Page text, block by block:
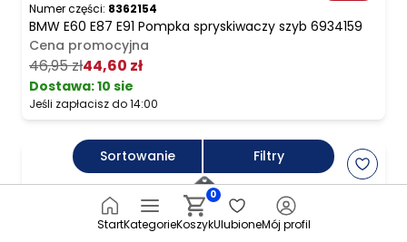
Sortowanie Filtry
Numer części: 8362154
BMW E60 E87 E91 Pompka spryskiwaczy szyb 6934159
Cena promocyjna
46,95 zł44,60 zł
Dostawa:10 sie
Jeśli zapłacisz do 14:00
StartKategorieKoszyk
0
UlubioneMój profil